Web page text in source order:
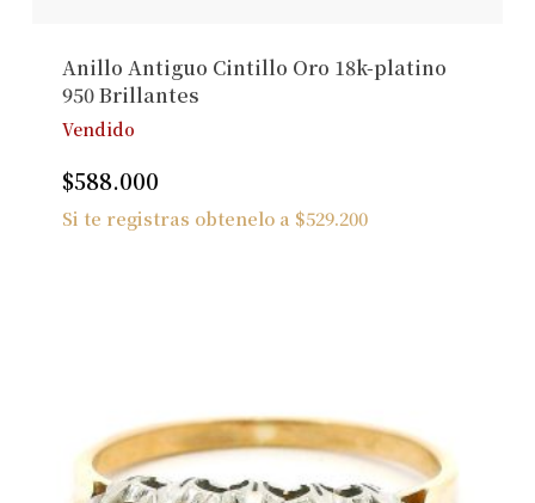
Anillo Antiguo Cintillo Oro 18k-platino
950 Brillantes
Vendido
$588.000
Si te registras obtenelo a $529.200